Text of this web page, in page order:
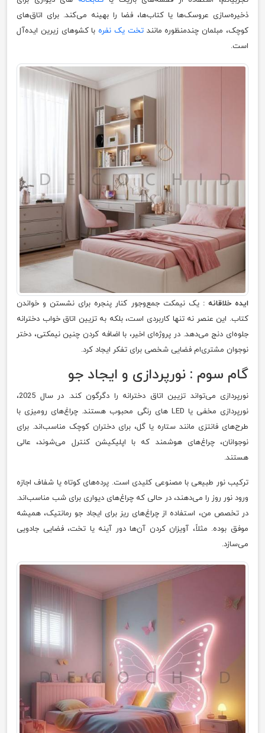
ذخیره‌سازی عروسک‌ها یا کتاب‌ها، فضا را بهینه می‌کند. برای اتاق‌های
کوچک، مبلمان چندمنظوره مانندتخت یک نفره با کشوهای زیرین ایده‌آل
است.
ایده خلاقانه : یک نیمکت جمع‌وجور کنار پنجره برای نشستن و خواندن
کتاب. این عنصر نه تنها کاربردی است، بلکه به تزیین اتاق خواب دخترانه
جلوه‌ای دنج می‌دهد. در پروژه‌ای اخیر، با اضافه کردن چنین نیمکتی، دختر
نوجوان مشتری‌ام فضایی شخصی برای تفکر ایجاد کرد.
گام سوم : نورپردازی و ایجاد جو
نورپردازی می‌تواند تزیین اتاق دخترانه را دگرگون کند. در سال 2025،
نورپردازی مخفی یا LED های رنگی محبوب هستند. چراغ‌های رومیزی با
طرح‌های فانتزی مانند ستاره یا گل، برای دختران کوچک مناسب‌اند. برای
نوجوانان، چراغ‌های هوشمند که با اپلیکیشن کنترل می‌شوند، عالی
هستند.
ترکیب نور طبیعی با مصنوعی کلیدی است. پرده‌های کوتاه یا شفاف اجازه
ورود نور روز را می‌دهند، در حالی که چراغ‌های دیواری برای شب مناسب‌اند.
در تخصص من، استفاده از چراغ‌های ریز برای ایجاد جو رمانتیک، همیشه
موفق بوده. مثلاً، آویزان کردن آن‌ها دور آینه یا تخت، فضایی جادویی
می‌سازد.